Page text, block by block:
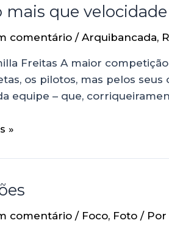
mais que velocidade
comentário / Arquibancada,
Freitas A maior
os pilotos, mas pelos
equipe – que,
»
comentário / Foco, Foto / Por